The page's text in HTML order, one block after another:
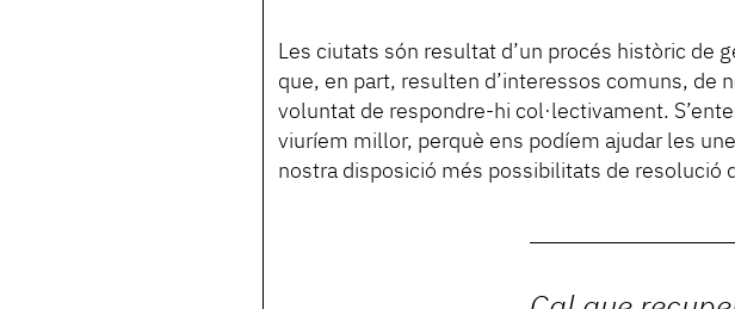
Les ciutats són resultat d’un procés històric de
que, en part, resulten d’interessos comuns, de
voluntat de respondre-hi col·lectivament.
viuríem millor, perquè ens podíem ajudar les
nostra disposició més possibilitats de resolució